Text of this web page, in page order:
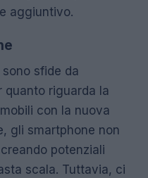
aggiuntivo.
sfide da
quanto riguarda la
con la nuova
gli smartphone non
potenziali
scala. Tuttavia, ci